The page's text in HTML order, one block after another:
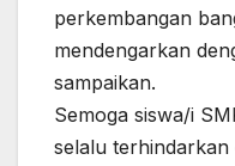
perkembangan
mendengarkan
sampaikan.
Semoga siswa/i
selalu terhindarkan